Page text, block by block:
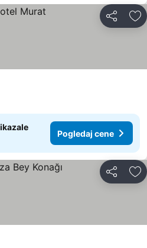
Deli
Pogledaj cene
Deli
cene